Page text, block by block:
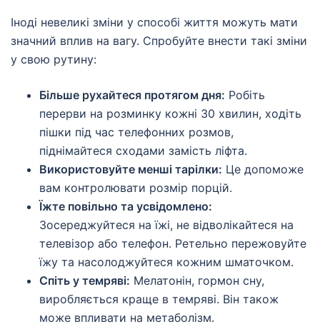
Іноді невеликі зміни у способі життя можуть мати
значний вплив на вагу. Спробуйте внести такі зміни
у свою рутину:
Більше рухайтеся протягом дня: Робіть
перерви на розминку кожні 30 хвилин, ходіть
пішки під час телефонних розмов,
піднімайтеся сходами замість ліфта.
Використовуйте менші тарілки: Це допоможе
вам контролювати розмір порцій.
Їжте повільно та усвідомлено:
Зосереджуйтеся на їжі, не відволікайтеся на
телевізор або телефон. Ретельно пережовуйте
їжу та насолоджуйтеся кожним шматочком.
Спіть у темряві: Мелатонін, гормон сну,
виробляється краще в темряві. Він також
може впливати на метаболізм.